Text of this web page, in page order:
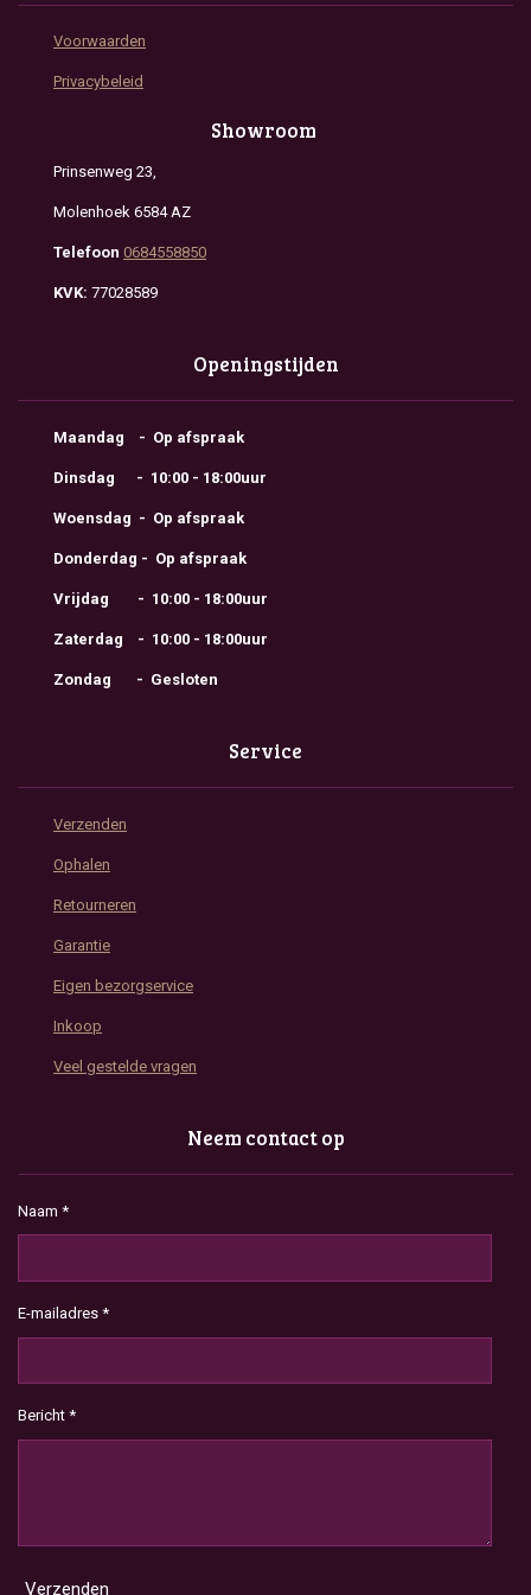
Voorwaarden
Privacybeleid
Showroom
Prinsenweg 23,
Molenhoek 6584 AZ
Telefoon 0684558850
KVK: 77028589
Openingstijden
Maandag - Op afspraak
Dinsdag - 10:00 - 18:00uur
Woensdag - Op afspraak
Donderdag - Op afspraak
Vrijdag - 10:00 - 18:00uur
Zaterdag - 10:00 - 18:00uur
Zondag - Gesloten
Service
Verzenden
Ophalen
Retourneren
Garantie
Eigen bezorgservice
Inkoop
Veel gestelde vragen
Neem contact op
Naam *
E-mailadres *
Bericht *
Verzenden